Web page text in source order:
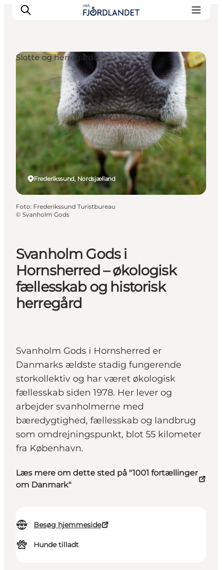
Byer & steder
Det sker
Guides & inspiration
Overnatning
Oplevelser
Svanholm Gods i
Hornsherred – økologisk
fællesskab og historisk
herregård
Svanholm Gods i Hornsherred er
Danmarks ældste stadig fungerende
storkollektiv og har været økologisk
fællesskab siden 1978. Her lever og
arbejder svanholmerne med
bæredygtighed, fællesskab og landbrug
som omdrejningspunkt, blot 55 kilometer
fra København.
Læs mere om dette sted på "1001 fortællinger
om Danmark"
Besøg hjemmeside
Hunde tilladt
Frederikssund, Nordsjælland
Slotte og herregårde
Foto: Frederikssund Turistbureau
© Svanholm Gods